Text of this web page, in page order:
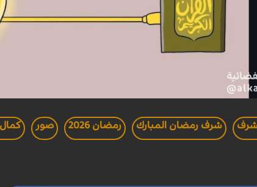
شرف رمضان المبارك رمضان 2026 صور